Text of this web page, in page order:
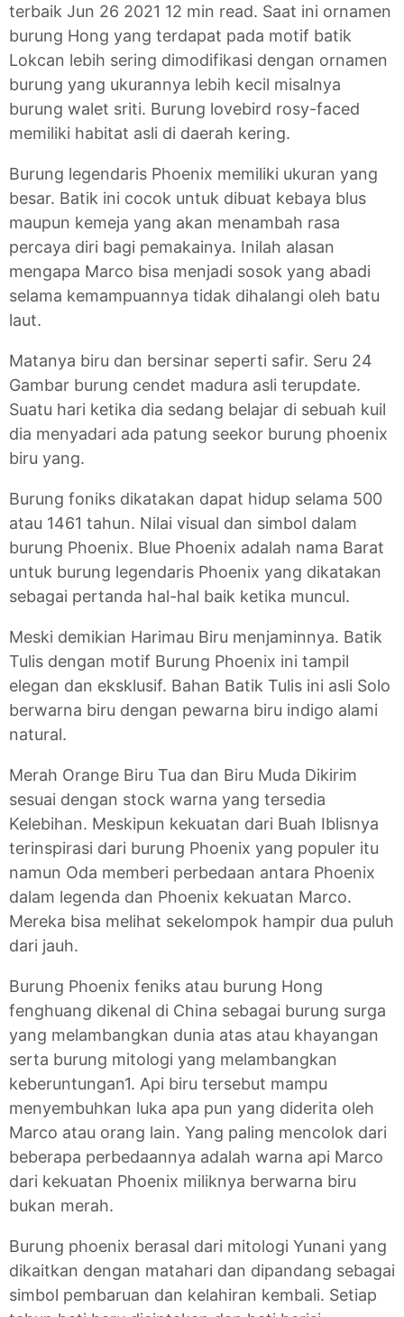
terbaik Jun 26 2021 12 min read. Saat ini ornamen
burung Hong yang terdapat pada motif batik
Lokcan lebih sering dimodifikasi dengan ornamen
burung yang ukurannya lebih kecil misalnya
burung walet sriti. Burung lovebird rosy-faced
memiliki habitat asli di daerah kering.
Burung legendaris Phoenix memiliki ukuran yang
besar. Batik ini cocok untuk dibuat kebaya blus
maupun kemeja yang akan menambah rasa
percaya diri bagi pemakainya. Inilah alasan
mengapa Marco bisa menjadi sosok yang abadi
selama kemampuannya tidak dihalangi oleh batu
laut.
Matanya biru dan bersinar seperti safir. Seru 24
Gambar burung cendet madura asli terupdate.
Suatu hari ketika dia sedang belajar di sebuah kuil
dia menyadari ada patung seekor burung phoenix
biru yang.
Burung foniks dikatakan dapat hidup selama 500
atau 1461 tahun. Nilai visual dan simbol dalam
burung Phoenix. Blue Phoenix adalah nama Barat
untuk burung legendaris Phoenix yang dikatakan
sebagai pertanda hal-hal baik ketika muncul.
Meski demikian Harimau Biru menjaminnya. Batik
Tulis dengan motif Burung Phoenix ini tampil
elegan dan eksklusif. Bahan Batik Tulis ini asli Solo
berwarna biru dengan pewarna biru indigo alami
natural.
Merah Orange Biru Tua dan Biru Muda Dikirim
sesuai dengan stock warna yang tersedia
Kelebihan. Meskipun kekuatan dari Buah Iblisnya
terinspirasi dari burung Phoenix yang populer itu
namun Oda memberi perbedaan antara Phoenix
dalam legenda dan Phoenix kekuatan Marco.
Mereka bisa melihat sekelompok hampir dua puluh
dari jauh.
Burung Phoenix feniks atau burung Hong
fenghuang dikenal di China sebagai burung surga
yang melambangkan dunia atas atau khayangan
serta burung mitologi yang melambangkan
keberuntungan1. Api biru tersebut mampu
menyembuhkan luka apa pun yang diderita oleh
Marco atau orang lain. Yang paling mencolok dari
beberapa perbedaannya adalah warna api Marco
dari kekuatan Phoenix miliknya berwarna biru
bukan merah.
Burung phoenix berasal dari mitologi Yunani yang
dikaitkan dengan matahari dan dipandang sebagai
simbol pembaruan dan kelahiran kembali. Setiap